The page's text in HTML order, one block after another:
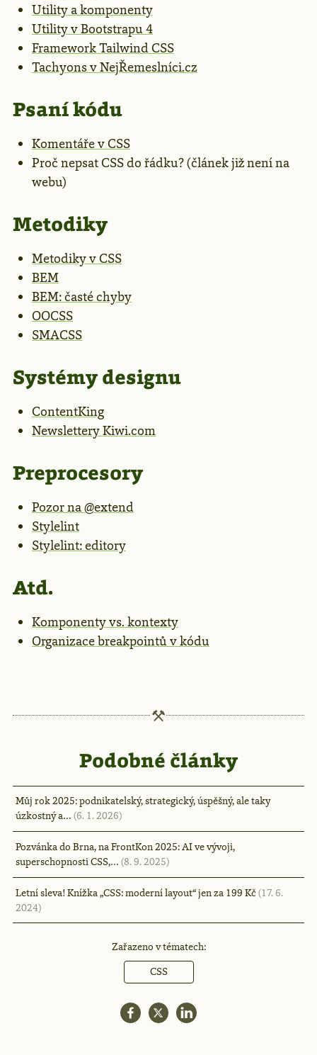
Utility a komponenty
Utility v Bootstrapu 4
Framework Tailwind CSS
Tachyons v NejŘemeslníci.cz
Psaní kódu
Komentáře v CSS
Proč nepsat CSS do řádku? (článek již není na
webu)
Metodiky
Metodiky v CSS
BEM
BEM: časté chyby
OOCSS
SMACSS
Systémy designu
ContentKing
Newslettery Kiwi.com
Preprocesory
Pozor na @extend
Stylelint
Stylelint: editory
Atd.
Komponenty vs. kontexty
Organizace breakpointů v kódu
Podobné články
Můj rok 2025: podnikatelský, strategický, úspěšný, ale taky
úzkostný a… (6. 1. 2026)
Pozvánka do Brna, na FrontKon 2025: AI ve vývoji,
superschopnosti CSS,… (8. 9. 2025)
Letní sleva! Knížka „CSS: moderní layout“ jen za 199 Kč(17. 6.
2024)
Zařazeno v tématech:
CSS